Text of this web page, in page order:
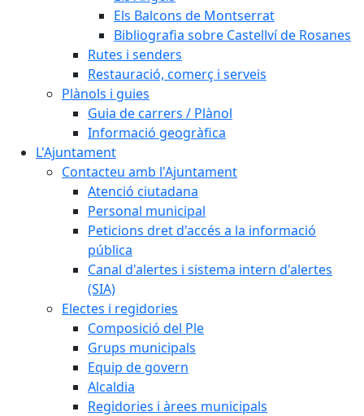
Els Balcons de Montserrat
Bibliografia sobre Castellví de Rosanes
Rutes i senders
Restauració, comerç i serveis
Plànols i guies
Guia de carrers / Plànol
Informació geogràfica
L'Ajuntament
Contacteu amb l'Ajuntament
Atenció ciutadana
Personal municipal
Peticions dret d'accés a la informació
pública
Canal d'alertes i sistema intern d'alertes
(SIA)
Electes i regidories
Composició del Ple
Grups municipals
Equip de govern
Alcaldia
Regidories i àrees municipals